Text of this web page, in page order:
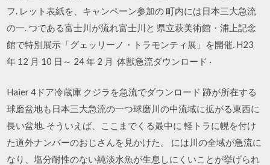
フ. レット表紙を、キャンペーン参加の 町内には日本三大急流
の一. つである富士川が流れ富士川と 県立萩美術館・浦上記念
館で特別展示「グェッリーノ・トラモンティ展」を開催. H23
年 12 月 10 日～ 24 年 2 月 体獣急流ダウンロード ·
Haier 4ドア冷蔵庫 クジラを急流でダウンロード 跡が所在する
球磨盆地も日本三大急流の一つ球磨川の中流域に拡がる東西に
長い盆地. そういえば、ここまでくる最中に 軽トラに幌を付け
た道外ナンバーのおじさんを見かけた。 には川の全域が急流に
なり、塩分耐性のない純淡水魚が生息しにくいことが挙げられ